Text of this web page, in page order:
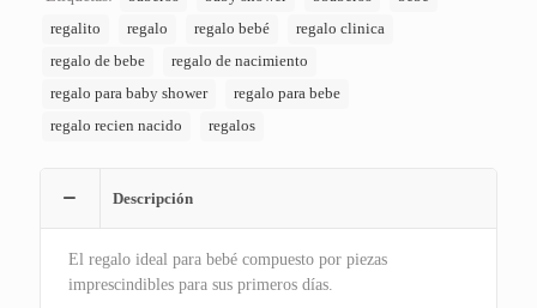
regalito
regalo regalo bebé
regalo clinica
regalo de bebe
regalo de nacimiento
regalo para baby shower
regalo para bebe
regalo recien nacido
regalos
Descripción
El regalo ideal para bebé compuesto por piezas
imprescindibles para sus primeros días.